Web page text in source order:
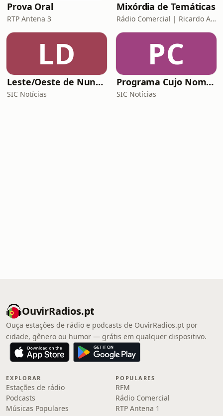
Prova Oral
RTP Antena 3
Mixórdia de Temáticas
Rádio Comercial | Ricardo Araújo Pereira
LD
Leste/Oeste de Nuno Rogeiro
SIC Notícias
PC
Programa Cujo Nome Estamos Legalmente Impedidos de Dizer
SIC Notícias
OuvirRadios.pt
Ouça estações de rádio e podcasts de OuvirRadios.pt por
cidade, gênero ou humor — grátis em qualquer dispositivo.
EXPLORAR
Estações de rádio
Podcasts
Músicas Populares
POPULARES
RFM
Rádio Comercial
RTP Antena 1